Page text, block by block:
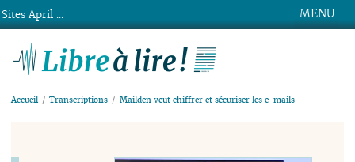
MENU
Accueil Transcriptions Mailden veut chiffrer et sécuriser les e-mails
Sites April ...